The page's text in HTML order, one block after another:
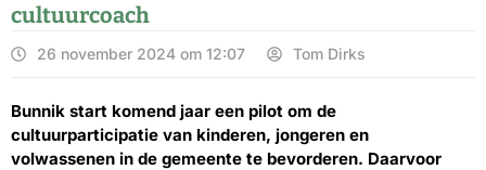
cultuurcoach
26 november 2024 om 12:07 Tom Dirks
Bunnik start komend jaar een pilot om de
cultuurparticipatie van kinderen, jongeren en
volwassenen in de gemeente te bevorderen. Daarvoor